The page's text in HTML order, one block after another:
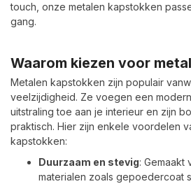
touch, onze metalen kapstokken
gang.
Waarom kiezen voor
Metalen kapstokken zijn populair
veelzijdigheid. Ze voegen een
uitstraling toe aan je interieur en zijn
praktisch. Hier zijn enkele voordelen
kapstokken:
Duurzaam en stevig: Gemaakt
materialen zoals gepoedercoat